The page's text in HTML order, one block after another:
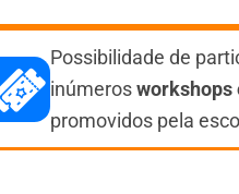
Possibilidade de
inúmerosworkshops
promovidos pela